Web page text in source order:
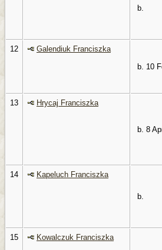
b.
12
Galendiuk Franciszka
b. 10
13 Hrycaj Franciszka
b. 8
14 Kapeluch Franciszka
b.
15 Kowalczuk Franciszka